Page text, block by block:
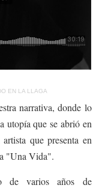
EN LA LLAGA
narrativa, donde lo
utopía que se abrió en
que presenta en
"Una Vida".
de varios años de